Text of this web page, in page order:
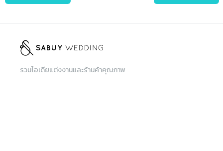
รวมไอเดียแต่งงานและร้านค้าคุณภาพ